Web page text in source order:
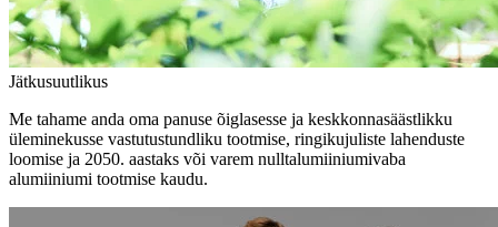
Jätkusuutlikus
Me tahame anda oma panuse õiglasesse ja keskkonnasäästlikku
üleminekusse vastutustundliku tootmise, ringikujuliste lahenduste
loomise ja 2050. aastaks või varem nulltalumiiniumivaba
alumiiniumi tootmise kaudu.